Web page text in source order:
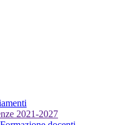
2021-2027